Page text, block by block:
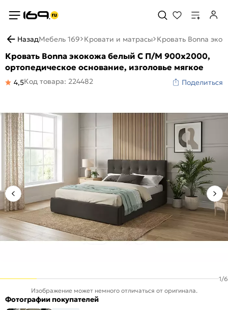
НазадМебель 169 Кровати и матрасы Кровать Bonna
Кровать Bonna экокожа белый С П/М 900x2000,
ортопедическое основание, изголовье мягкое
4,5Код товара: 224482 Поделиться
1/6
Изображение может немного отличаться от оригинала.
Фотографии покупателей